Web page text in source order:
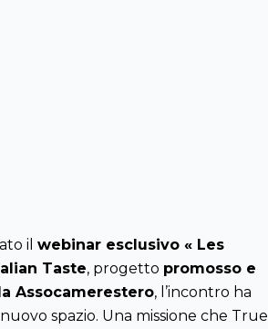
il webinar esclusivo « Les
Taste, progetto promosso e
Assocamerestero, l’incontro ha
spazio. Una missione che True